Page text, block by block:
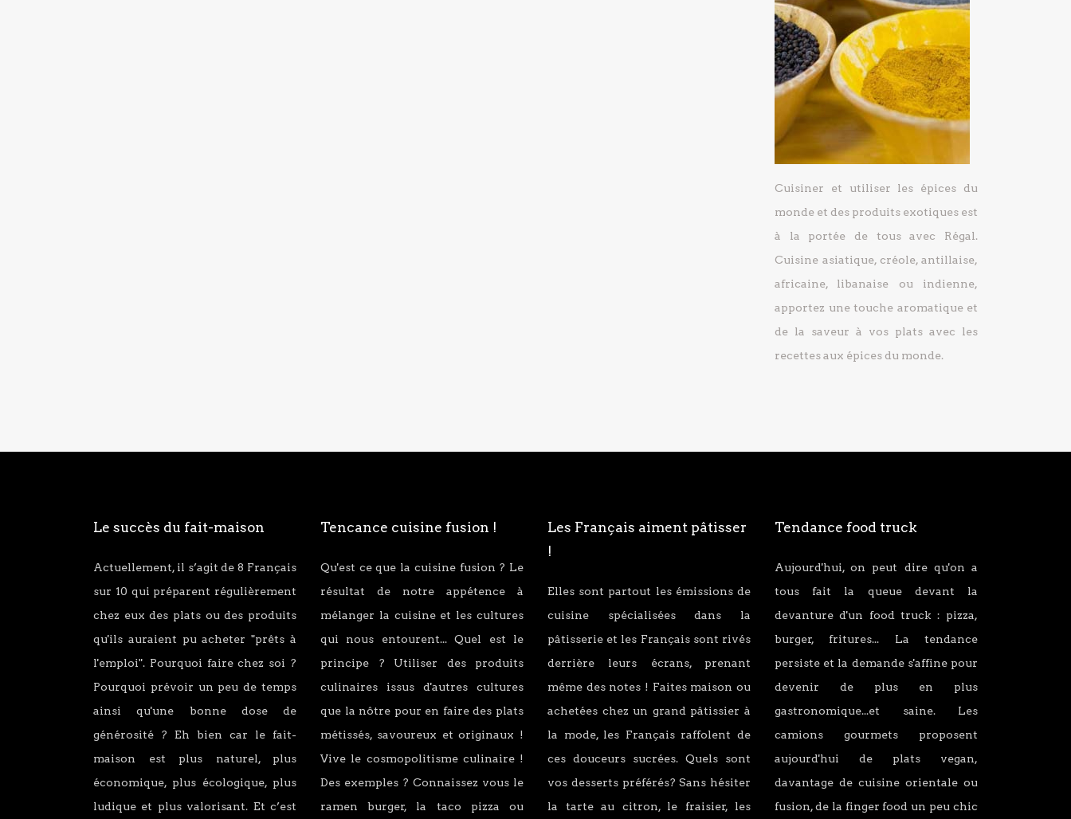
Cuisiner et utiliser les épices du
monde et des produits exotiques est
à la portée de tous avec Régal.
Cuisine asiatique, créole, antillaise,
africaine, libanaise ou indienne,
apportez une touche aromatique et
de la saveur à vos plats avec les
recettes aux épices du monde.
Le succès du fait-maison
Actuellement, il s’agit de 8 Français
sur 10 qui préparent régulièrement
chez eux des plats ou des produits
qu'ils auraient pu acheter "prêts à
l'emploi". Pourquoi faire chez soi ?
Pourquoi prévoir un peu de temps
ainsi qu'une bonne dose de
générosité ? Eh bien car le fait-
maison est plus naturel, plus
économique, plus écologique, plus
ludique et plus valorisant. Et c’est
Tencance cuisine fusion !
Qu'est ce que la cuisine fusion ? Le
résultat de notre appétence à
mélanger la cuisine et les cultures
qui nous entourent... Quel est le
principe ? Utiliser des produits
culinaires issus d'autres cultures
que la nôtre pour en faire des plats
métissés, savoureux et originaux !
Vive le cosmopolitisme culinaire !
Des exemples ? Connaissez vous le
ramen burger, la taco pizza ou
Les Français aiment pâtisser
!
Elles sont partout les émissions de
cuisine spécialisées dans la
pâtisserie et les Français sont rivés
derrière leurs écrans, prenant
même des notes ! Faites maison ou
achetées chez un grand pâtissier à
la mode, les Français raffolent de
ces douceurs sucrées. Quels sont
vos desserts préférés? Sans hésiter
la tarte au citron, le fraisier, les
Tendance food truck
Aujourd'hui, on peut dire qu'on a
tous fait la queue devant la
devanture d'un food truck : pizza,
burger, fritures... La tendance
persiste et la demande s'affine pour
devenir de plus en plus
gastronomique...et saine. Les
camions gourmets proposent
aujourd'hui de plats vegan,
davantage de cuisine orientale ou
fusion, de la finger food un peu chic